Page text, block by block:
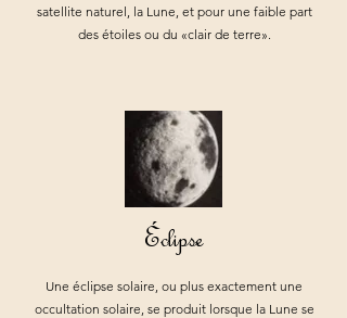
satellite naturel, la Lune, et pour une faible part
des étoiles ou du «clair de terre».
Éclipse
Une éclipse solaire, ou plus exactement une
occultation solaire, se produit lorsque la Lune se